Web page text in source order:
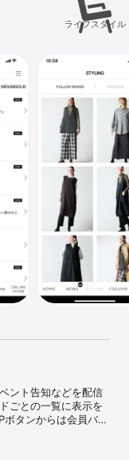
ライフスタイル
ント告知などを配信
ごとの一覧に表示を
タンからは会員バー